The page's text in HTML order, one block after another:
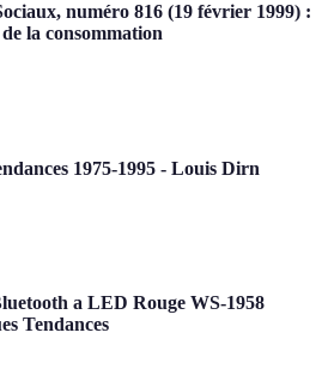
numéro 816 (19 février 1999) :
la consommation
1975-1995 - Louis Dirn
a LED Rouge WS-1958
Tendances